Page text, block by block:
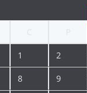
1 2
8 9